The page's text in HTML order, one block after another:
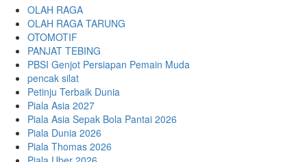
OLAH RAGA
OLAH RAGA TARUNG
OTOMOTIF
PANJAT TEBING
PBSI Genjot Persiapan Pemain Muda
pencak silat
Petinju Terbaik Dunia
Piala Asia 2027
Piala Asia Sepak Bola Pantai 2026
Piala Dunia 2026
Piala Thomas 2026